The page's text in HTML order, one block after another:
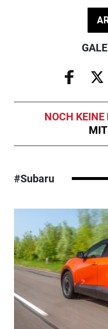
NOCH KEINE
#Subaru